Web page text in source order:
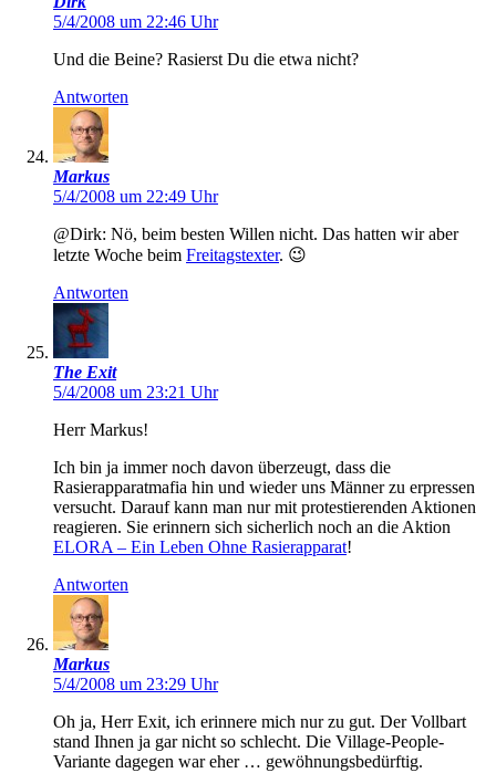
5/4/2008 um 22:46 Uhr
Und die Beine? Rasierst Du die etwa nicht?
Antworten
Markus
5/4/2008 um 22:49 Uhr
@Dirk: Nö, beim besten Willen nicht. Das hatten wir aber
letzte Woche beim Freitagstexter. 😉
Antworten
The Exit
5/4/2008 um 23:21 Uhr
Herr Markus!
Ich bin ja immer noch davon überzeugt, dass die
Rasierapparatmafia hin und wieder uns Männer zu erpressen
versucht. Darauf kann man nur mit protestierenden Aktionen
reagieren. Sie erinnern sich sicherlich noch an die Aktion
ELORA – Ein Leben Ohne Rasierapparat!
Antworten
Markus
5/4/2008 um 23:29 Uhr
Oh ja, Herr Exit, ich erinnere mich nur zu gut. Der Vollbart
stand Ihnen ja gar nicht so schlecht. Die Village-People-
Variante dagegen war eher … gewöhnungsbedürftig.